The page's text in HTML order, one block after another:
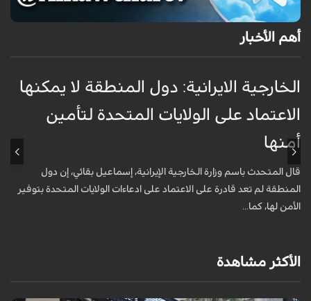
أهم الأخبار
الخارجية الايرانية: دول المنطقة لا يمكنها
الاعتماد على الولايات المتحدة لتأمين
أمنها
قال المتحدث باسم وزارة الخارجية الإيرانية، إسماعيل بقائي، إن دول
المنطقة لم تعد قادرة على الاعتماد على ادعاءات الولايات المتحدة بتوفير
الأمن لها، كما...
الأكثر مشاهدة